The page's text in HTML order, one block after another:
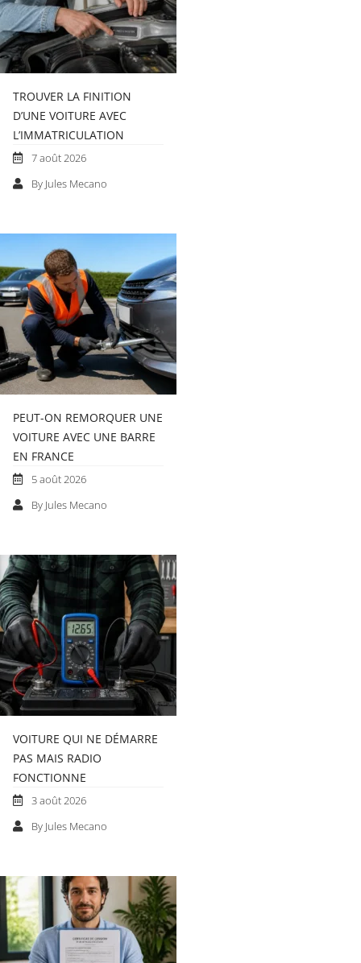
TROUVER LA FINITION
D’UNE VOITURE AVEC
L’IMMATRICULATION
7 août 2026
By Jules Mecano
PEUT-ON REMORQUER UNE
VOITURE AVEC UNE BARRE
EN FRANCE
5 août 2026
By Jules Mecano
VOITURE QUI NE DÉMARRE
PAS MAIS RADIO
FONCTIONNE
3 août 2026
By Jules Mecano